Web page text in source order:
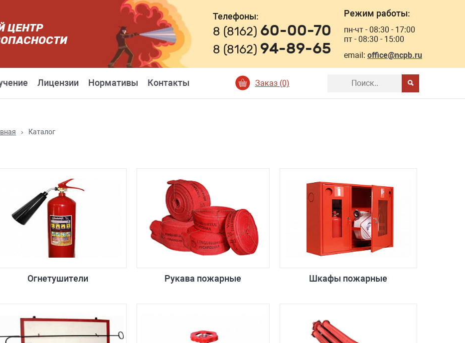
ЦЕНТР
Телефоны:
8 (8162) 60-00-70
8 (8162) 94-89-65
Режим работы:
пн-чт - 08:30 - 17:00
пт - 08:30 - 15:00
email: office@ncpb.ru
Лицензии Нормативы Контакты Заказ (0)
› Каталог
Огнетушители Рукава пожарные Шкафы пожарные